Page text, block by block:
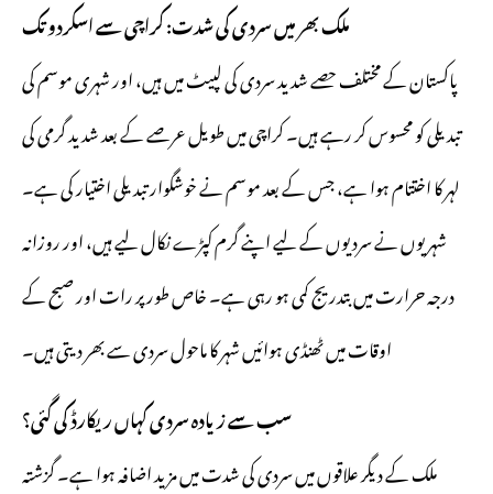
ملک بھر میں سردی کی شدت: کراچی سے اسکردو تک
پاکستان کے مختلف حصے شدید سردی کی لپیٹ میں ہیں، اور شہری موسم کی
تبدیلی کو محسوس کر رہے ہیں۔ کراچی میں طویل عرصے کے بعد شدید گرمی کی
لہر کا اختتام ہوا ہے، جس کے بعد موسم نے خوشگوار تبدیلی اختیار کی ہے۔
شہریوں نے سردیوں کے لیے اپنے گرم کپڑے نکال لیے ہیں، اور روزانہ
درجہ حرارت میں بتدریج کمی ہو رہی ہے۔ خاص طور پر رات اور صبح کے
اوقات میں ٹھنڈی ہوائیں شہر کا ماحول سردی سے بھر دیتی ہیں۔
سب سے زیادہ سردی کہاں ریکارڈ کی گئی؟
ملک کے دیگر علاقوں میں سردی کی شدت میں مزید اضافہ ہوا ہے۔ گزشتہ